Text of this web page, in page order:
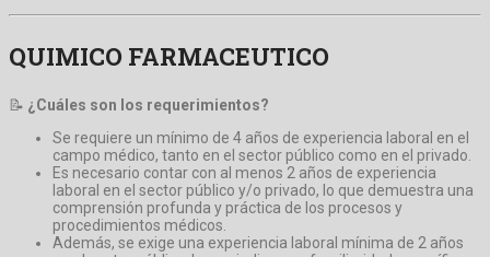
QUIMICO FARMACEUTICO
📝 ¿Cuáles son los requerimientos?
Se requiere un mínimo de 4 años de experiencia laboral en el
campo médico, tanto en el sector público como en el privado.
Es necesario contar con al menos 2 años de experiencia
laboral en el sector público y/o privado, lo que demuestra una
comprensión profunda y práctica de los procesos y
procedimientos médicos.
Además, se exige una experiencia laboral mínima de 2 años